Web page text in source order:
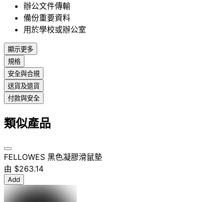
辦公文件傳輸
備份重要資料
用於學校或辦公室
顯示更多
規格
安全與合規
送貨及退貨
付款與安全
類似產品
FELLOWES 黑色凝膠滑鼠墊
由 $263.14
Add